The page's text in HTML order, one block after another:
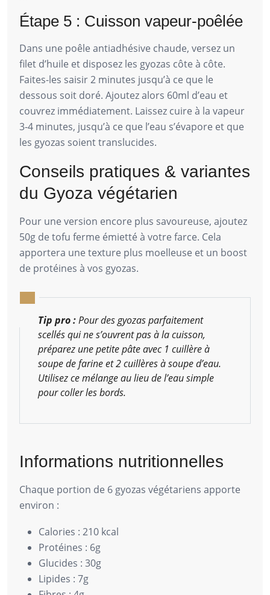
Étape 5 : Cuisson vapeur-poêlée
Dans une poêle antiadhésive chaude, versez un
filet d’huile et disposez les gyozas côte à côte.
Faites-les saisir 2 minutes jusqu’à ce que le
dessous soit doré. Ajoutez alors 60ml d’eau et
couvrez immédiatement. Laissez cuire à la vapeur
3-4 minutes, jusqu’à ce que l’eau s’évapore et que
les gyozas soient translucides.
Conseils pratiques & variantes
du Gyoza végétarien
Pour une version encore plus savoureuse, ajoutez
50g de tofu ferme émietté à votre farce. Cela
apportera une texture plus moelleuse et un boost
de protéines à vos gyozas.
Tip pro :Pour des gyozas parfaitement
scellés qui ne s’ouvrent pas à la cuisson,
préparez une petite pâte avec 1 cuillère à
soupe de farine et 2 cuillères à soupe d’eau.
Utilisez ce mélange au lieu de l’eau simple
pour coller les bords.
Informations nutritionnelles
Chaque portion de 6 gyozas végétariens apporte
environ :
Calories : 210 kcal
Protéines : 6g
Glucides : 30g
Lipides : 7g